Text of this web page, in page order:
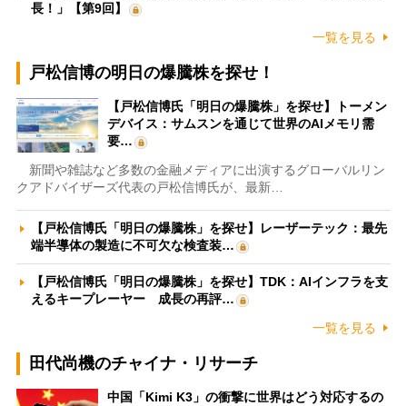
長！」【第9回】
一覧を見る
戸松信博の明日の爆騰株を探せ！
【戸松信博氏「明日の爆騰株」を探せ】トーメン
デバイス：サムスンを通じて世界のAIメモリ需
要…
新聞や雑誌など多数の金融メディアに出演するグローバルリン
クアドバイザーズ代表の戸松信博氏が、最新…
【戸松信博氏「明日の爆騰株」を探せ】レーザーテック：最先
端半導体の製造に不可欠な検査装…
【戸松信博氏「明日の爆騰株」を探せ】TDK：AIインフラを支
えるキープレーヤー 成長の再評…
一覧を見る
田代尚機のチャイナ・リサーチ
中国「Kimi K3」の衝撃に世界はどう対応するの